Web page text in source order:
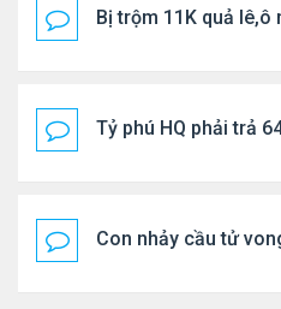
Bị trộm 11K quả lê,ô
Tỷ phú HQ phải trả
Con nhảy cầu tử